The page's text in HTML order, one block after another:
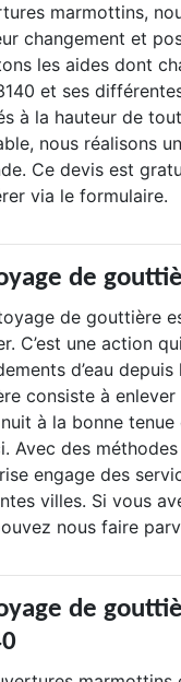
marmottins,
changement et
les aides dont
et ses
à la hauteur de
nous réalisons
Ce devis est
via le formulaire.
de
de gouttière
C’est une action
d’eau
consiste à
à la bonne
Avec des
engage des
villes. Si vous
nous faire
de